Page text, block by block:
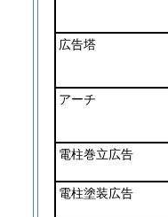
広告塔
アーチ
電柱巻立広告
電柱塗装広告